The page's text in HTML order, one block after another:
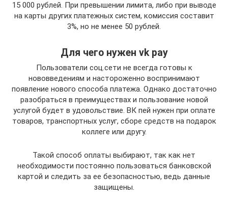
15 000 рублей. При превышении лимита, либо при выводе
на карты других платежных систем, комиссия составит
3%, но не менее 50 рублей.
Для чего нужен vk pay
Пользователи соц.сети не всегда готовы к
нововведениям и настороженно воспринимают
появление нового способа платежа. Однако достаточно
разобраться в преимуществах и пользование новой
услугой будет в удовольствие. ВК пей нужен при оплате
товаров, транспортных услуг, сборе средств на подарок
коллеге или другу.
Такой способ оплаты выбирают, так как нет
необходимости постоянно пользоваться банковской
картой и следить за ее безопасностью, ведь данные
защищены.